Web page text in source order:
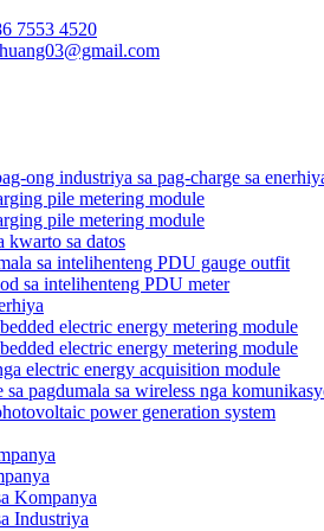
7553 4520
ong industriya sa pag-charge sa
pile metering module
pile metering module
kwarto sa datos
sa intelihenteng PDU gauge outfit
sa intelihenteng PDU meter
electric energy metering module
electric energy metering module
electric energy acquisition module
sa pagdumala sa wireless nga
power generation system
Kompanya
Industriya